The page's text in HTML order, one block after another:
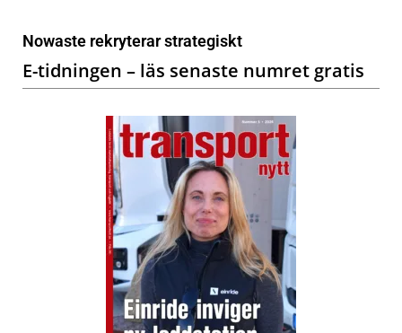
Nowaste rekryterar strategiskt
E-tidningen – läs senaste numret gratis